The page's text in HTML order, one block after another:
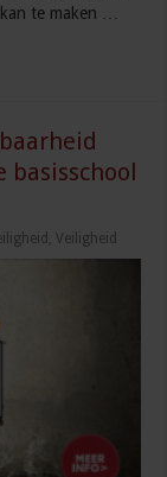
te maken …
,Veiligheid